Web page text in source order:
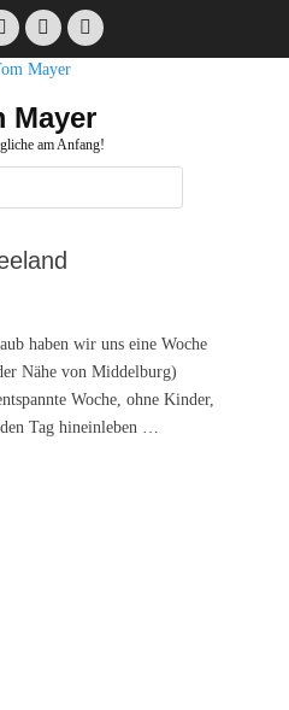
E-
Mail
InstagramWebsite
Mayer
am Anfang!
haben wir uns eine Woche
Nähe von Middelburg)
Woche, ohne Kinder,
Tag hineinleben …